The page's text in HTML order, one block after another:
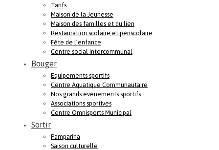
Tarifs
Maison de la Jeunesse
Maison des familles et du lien
Restauration scolaire et périscolaire
Fête de l’enfance
Centre social intercommunal
Bouger
Equipements sportifs
Centre Aquatique Communautaire
Nos grands évènements sportifs
Associations sportives
Centre Omnisports Municipal
Sortir
Pamparina
Saison culturelle